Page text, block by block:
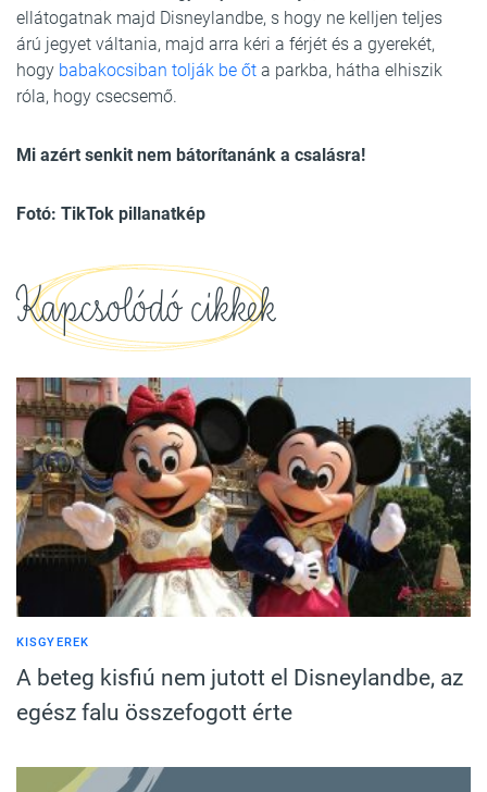
ellátogatnak majd Disneylandbe, s hogy ne kelljen teljes
árú jegyet váltania, majd arra kéri a férjét és a gyerekét,
hogy babakocsiban tolják be őt a parkba, hátha elhiszik
róla, hogy csecsemő.
Mi azért senkit nem bátorítanánk a csalásra!
Fotó: TikTok pillanatkép
Kapcsolódó cikkek
KISGYEREK
A beteg kisfiú nem jutott el Disneylandbe, az
egész falu összefogott érte